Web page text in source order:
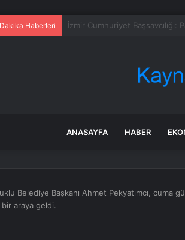
Haberleri Kütahya’da Kurban Bayramı
ANASAYFA HABER
Belediye Başkanı Ahmet Pekyatımcı, cuma
bir araya geldi.